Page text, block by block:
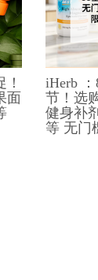
面
iHerb
节！选
健身补
等 无门